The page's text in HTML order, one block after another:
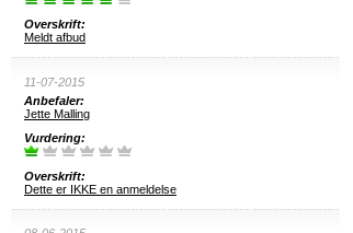
Overskrift:
Meldt afbud
11-07-2015
Anbefaler:
Jette Malling
Vurdering:
Overskrift:
Dette er IKKE en anmeldelse